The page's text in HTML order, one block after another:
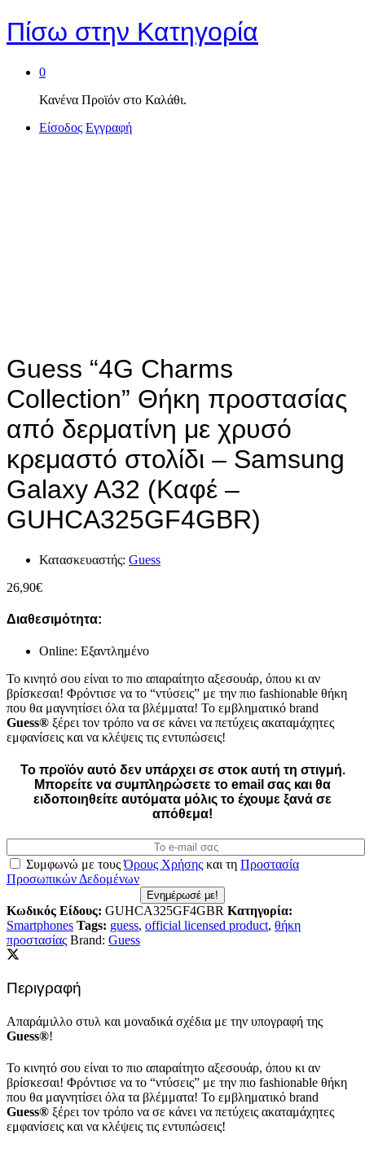
Πίσω στην Κατηγορία
0
Κανένα Προϊόν στο Καλάθι.
Είσοδος Εγγραφή
Guess “4G Charms
Collection” Θήκη προστασίας
από δερματίνη με χρυσό
κρεμαστό στολίδι – Samsung
Galaxy A32 (Καφέ –
GUHCA325GF4GBR)
Κατασκευαστής: Guess
26,90€
Διαθεσιμότητα:
Online: Εξαντλημένο
Το κινητό σου είναι το πιο απαραίτητο αξεσουάρ, όπου κι αν
βρίσκεσαι! Φρόντισε να το “ντύσεις” με την πιο fashionable θήκη
που θα μαγνητίσει όλα τα βλέμματα! Το εμβληματικό brand
Guess® ξέρει τον τρόπο να σε κάνει να πετύχεις ακαταμάχητες
εμφανίσεις και να κλέψεις τις εντυπώσεις!
Το προϊόν αυτό δεν υπάρχει σε στοκ αυτή τη στιγμή.
Mπορείτε να συμπληρώσετε το email σας και θα
ειδοποιηθείτε αυτόματα μόλις το έχουμε ξανά σε
απόθεμα!
Συμφωνώ με τουςΌρους Χρήσης και τη Προστασία
Προσωπικών Δεδομένων
Ενημέρωσέ με!
Κωδικός Είδους: GUHCA325GF4GBR Κατηγορία:
Smartphones Tags: guess, official licensed product, θήκη
προστασίας Brand: Guess
Περιγραφή
Απαράμιλλο στυλ και μοναδικά σχέδια με την υπογραφή της
Guess®!
Το κινητό σου είναι το πιο απαραίτητο αξεσουάρ, όπου κι αν
βρίσκεσαι! Φρόντισε να το “ντύσεις” με την πιο fashionable θήκη
που θα μαγνητίσει όλα τα βλέμματα! Το εμβληματικό brand
Guess® ξέρει τον τρόπο να σε κάνει να πετύχεις ακαταμάχητες
εμφανίσεις και να κλέψεις τις εντυπώσεις!